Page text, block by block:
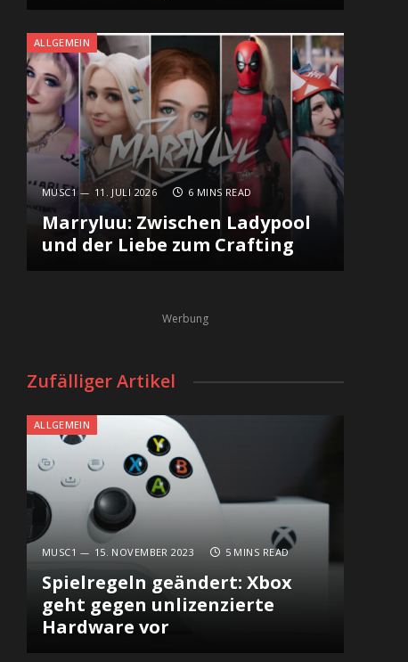
ALLGEMEIN
MUSC1 11. JULI 2026 6 MINS READ
Marryluu: Zwischen Ladypool
und der Liebe zum Crafting
Werbung
Zufälliger Artikel
ALLGEMEIN
MUSC1 15. NOVEMBER 2023 5 MINS READ
Spielregeln geändert: Xbox
geht gegen unlizenzierte
Hardware vor